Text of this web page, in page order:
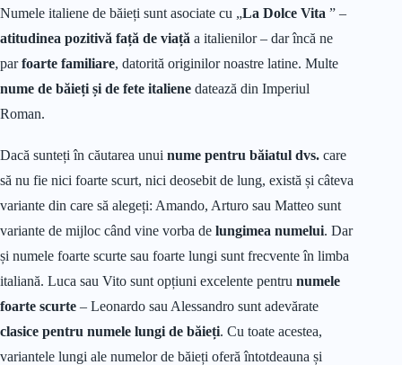
Numele italiene de băieți sunt asociate cu „La Dolce Vita ” –
atitudinea pozitivă față de viață a italienilor – dar încă ne
parfoarte familiare, datorită originilor noastre latine. Multe
nume de băieți și de fete italiene datează din Imperiul
Roman.
Dacă sunteți în căutarea unui nume pentru băiatul dvs. care
să nu fie nici foarte scurt, nici deosebit de lung, există și câteva
variante din care să alegeți: Amando, Arturo sau Matteo sunt
variante de mijloc când vine vorba de lungimea numelui. Dar
și numele foarte scurte sau foarte lungi sunt frecvente în limba
italiană. Luca sau Vito sunt opțiuni excelente pentru numele
foarte scurte – Leonardo sau Alessandro sunt adevărate
clasice pentru numele lungi de băieți. Cu toate acestea,
variantele lungi ale numelor de băieți oferă întotdeauna și